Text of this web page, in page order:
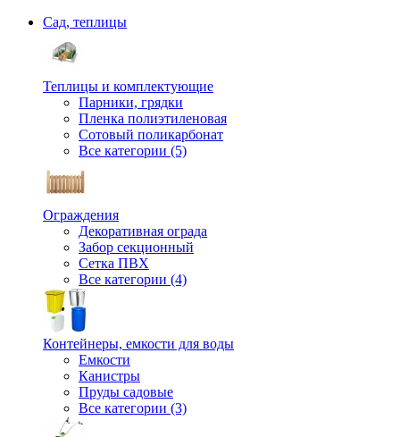
Сад, теплицы
Теплицы и комплектующие
Парники, грядки
Пленка полиэтиленовая
Сотовый поликарбонат
Все категории (5)
Ограждения
Декоративная ограда
Забор секционный
Сетка ПВХ
Все категории (4)
Контейнеры, емкости для воды
Емкости
Канистры
Пруды садовые
Все категории (3)